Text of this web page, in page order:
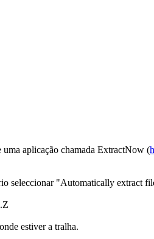
aplicação chamada ExtractNow (
seleccionar "Automatically
estiver a tralha.